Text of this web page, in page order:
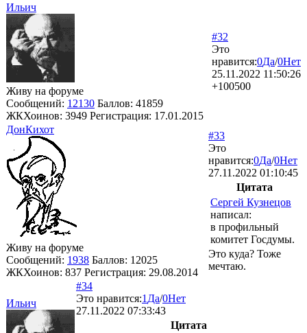
Ильич
Живу на форуме
Сообщений: 12130 Баллов: 41859
ЖКХоинов: 3949 Регистрация: 17.01.2015
#32
Это
нравится:0Да/0Нет
25.11.2022 11:50:26
+100500
ДонКихот
Живу на форуме
Сообщений: 1938 Баллов: 12025
ЖКХоинов: 837 Регистрация: 29.08.2014
#33
Это
нравится:0Да/0Нет
27.11.2022 01:10:45
Цитата
Сергей Кузнецов
написал:
в профильный
комитет Госдумы.
Это куда? Тоже
мечтаю.
Ильич
#34
Это нравится:1 Да/0Нет
27.11.2022 07:33:43
Цитата